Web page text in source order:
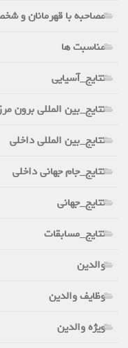
مصاحبه با قهرمانان و
مناسبت ها
نتایج_آسیایی
نتایج_بین المللی برون
نتایج_بین المللی داخلی
نتایج_جام جهانی داخلی
نتایج_جهانی
نتایج_مسابقات
والدین
وظایف والدین
ویژه والدین